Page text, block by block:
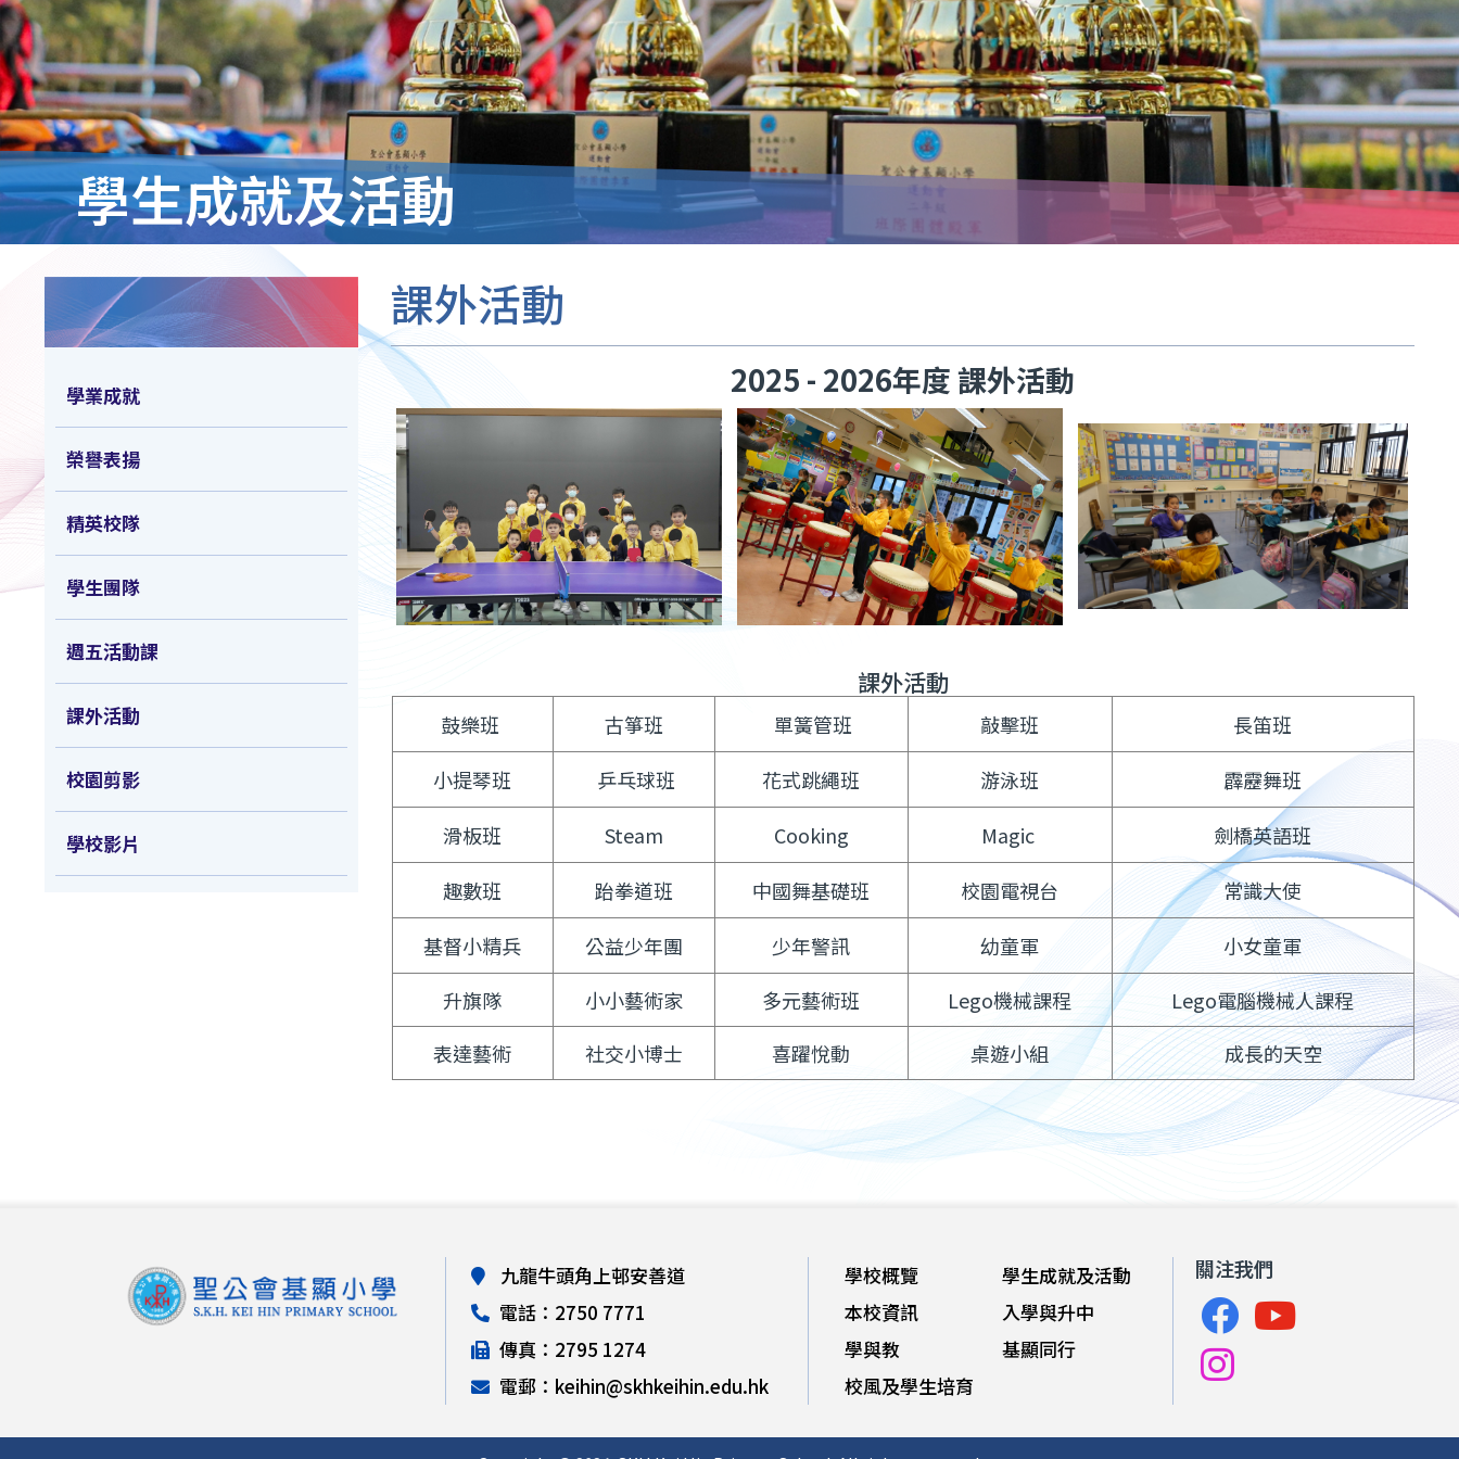
學生成就及活動
學業成就
榮譽表揚
精英校隊
學生團隊
週五活動課
課外活動
校園剪影
學校影片
課外活動
2025 - 2026年度 課外活動
課外活動
鼓樂班 古箏班 單簧管班 敲擊班
長笛班
小提琴班
乒乓球班 花式跳繩班 游泳班
霹靂舞班
滑板班
Steam Cooking Magic
劍橋英語班
趣數班
跆拳道班 中國舞基礎班 校園電視台
常識大使
基督小精兵
公益少年團 少年警訊 幼童軍
小女童軍
升旗隊
小小藝術家 多元藝術班 Lego機械課程
Lego電腦機械人課程
表達藝術
社交小博士 喜躍悅動 桌遊小組 成長的天空
九龍牛頭角上邨安善道
電話：2750 7771
傳真：2795 1274
電郵：keihin@skhkeihin.edu.hk
學校概覽
本校資訊
學與教
校風及學生培育
學生成就及活動
入學與升中
基顯同行
關注我們